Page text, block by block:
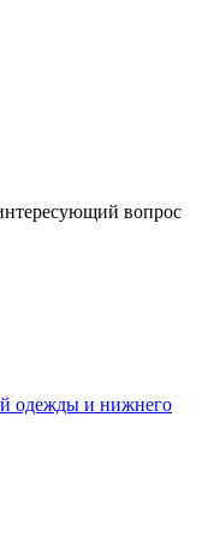
вопрос
одежды и нижнего